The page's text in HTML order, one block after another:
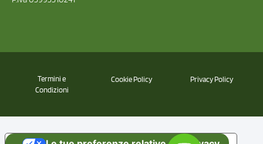
Termini e
Condizioni
Cookie Policy Privacy Policy